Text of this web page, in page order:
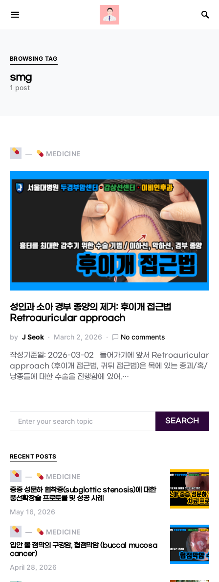
Search for:
BROWSING TAG
smg
1 post
MEDICINE
성인과 소아 경부 종양의 제거: 후이개 접근법
Retroauricular approach
by J Seok March 2, 2026 No comments
작성기준일: 2026-03-02 들어가기에 앞서 Retroauricular
approach (후이개 접근법, 귀뒤 접근법)은 목에 있는 종괴/혹/
낭종들에 대한 수술을 진행함에 있어,…
SEARCH
RECENT POSTS
MEDICINE
중증 성문하 협착증(subglottic stenosis)에 대한
풍선확장술 프로토콜 및 성공 사례
May 16, 2026
MEDICINE
입안 볼 점막의 구강암, 협점막암 (buccal mucosa
cancer)
April 28, 2026